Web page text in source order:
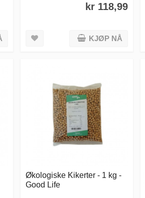
kr 118,99
KJØP NÅ
Økologiske Kikerter - 1 kg -
Good Life